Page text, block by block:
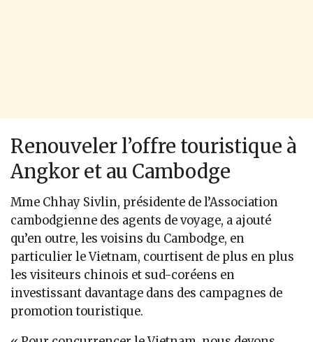
Renouveler l’offre touristique à
Angkor et au Cambodge
Mme Chhay Sivlin, présidente de l’Association
cambodgienne des agents de voyage, a ajouté
qu’en outre, les voisins du Cambodge, en
particulier le Vietnam, courtisent de plus en plus
les visiteurs chinois et sud-coréens en
investissant davantage dans des campagnes de
promotion touristique.